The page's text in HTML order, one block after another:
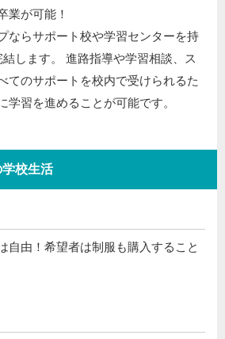
業が可能！
ならサポート校や学習センターを持
します。 進路指導や学習相談、ス
てのサポートを校内で受けられるた
学習を進めることが可能です。
校生活
自由！希望者は制服も購入すること